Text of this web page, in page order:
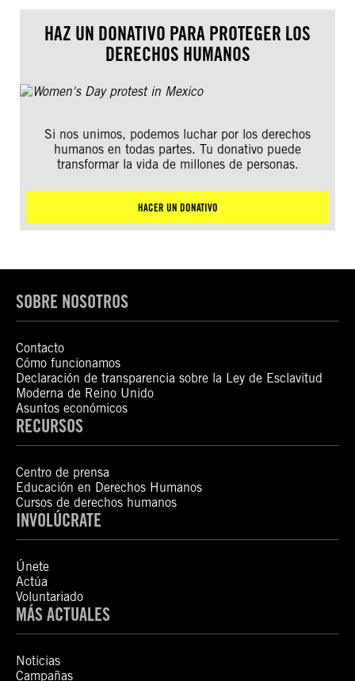
HAZ UN DONATIVO PARA PROTEGER LOS
DERECHOS HUMANOS
Si nos unimos, podemos luchar por los derechos
humanos en todas partes. Tu donativo puede
transformar la vida de millones de personas.
HACER UN DONATIVO
SOBRE NOSOTROS
Contacto
Cómo funcionamos
Declaración de transparencia sobre la Ley de Esclavitud
Moderna de Reino Unido
Asuntos económicos
RECURSOS
Centro de prensa
Educación en Derechos Humanos
Cursos de derechos humanos
INVOLÚCRATE
Únete
Actúa
Voluntariado
MÁS ACTUALES
Noticias
Campañas